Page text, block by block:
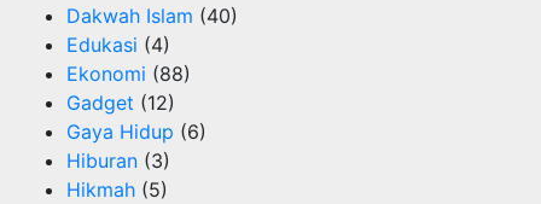
Dakwah Islam (40)
Edukasi (4)
Ekonomi (88)
Gadget (12)
Gaya Hidup (6)
Hiburan (3)
Hikmah (5)